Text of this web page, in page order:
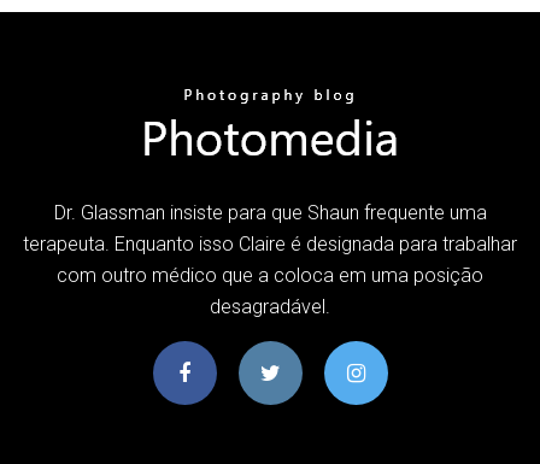
Dr. Glassman insiste para que Shaun frequente uma
terapeuta. Enquanto isso Claire é designada para trabalhar
com outro médico que a coloca em uma posição
desagradável.